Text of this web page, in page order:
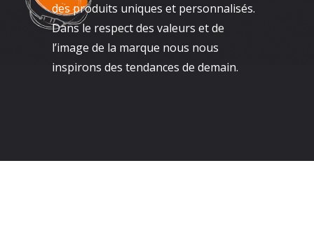
des produits uniques et personnalisés.
Dans le respect des valeurs et de
l’image de la marque nous nous
inspirons des tendances de demain.